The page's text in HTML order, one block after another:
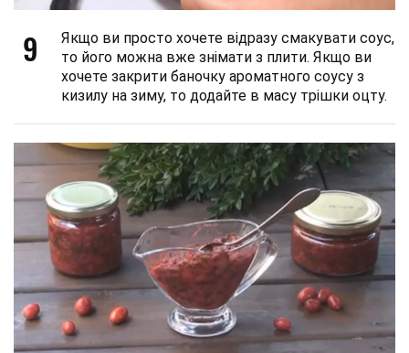
9
Якщо ви просто хочете відразу смакувати соус,
то його можна вже знімати з плити. Якщо ви
хочете закрити баночку ароматного соусу з
кизилу на зиму, то додайте в масу трішки оцту.